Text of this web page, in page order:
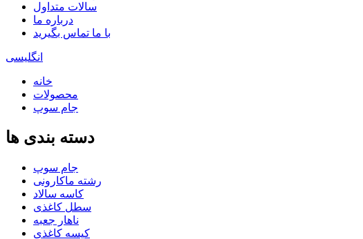
سالات متداول
درباره ما
با ما تماس بگیرید
انگلیسی
خانه
محصولات
جام سوپ
دسته بندی ها
جام سوپ
رشته ماکارونی
کاسه سالاد
سطل کاغذی
ناهار جعبه
کیسه کاغذی